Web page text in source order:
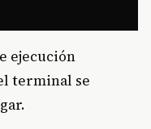
ejecución
terminal se